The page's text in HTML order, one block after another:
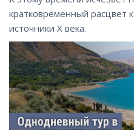
кратковременный расцвет
источники Х века.